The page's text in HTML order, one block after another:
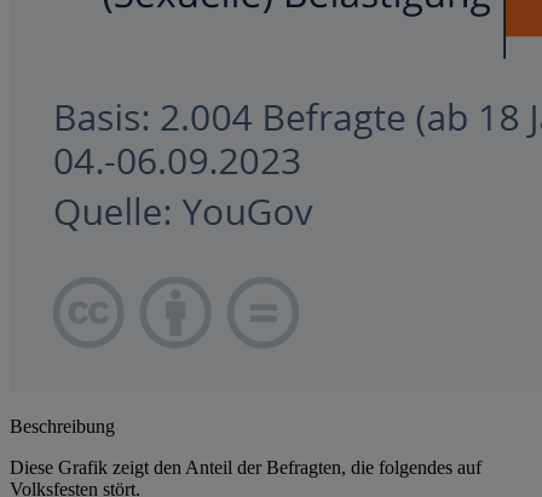
Beschreibung
Diese Grafik zeigt den Anteil der Befragten, die folgendes auf
Volksfesten stört.